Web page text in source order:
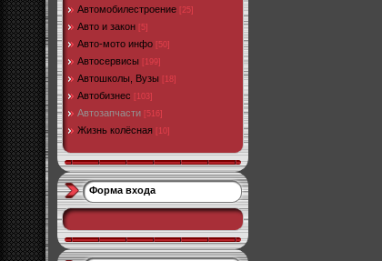
Автомобилестроение [25]
Авто и закон [5]
Авто-мото инфо [50]
Автосервисы [199]
Автошколы, Вузы [18]
Автобизнес [103]
Автозапчасти [516]
Жизнь колёсная [10]
Форма входа